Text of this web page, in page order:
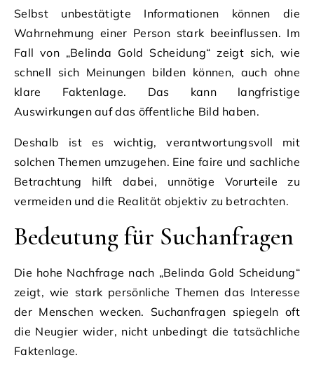
Selbst unbestätigte Informationen können die
Wahrnehmung einer Person stark beeinflussen. Im
Fall von „Belinda Gold Scheidung“ zeigt sich, wie
schnell sich Meinungen bilden können, auch ohne
klare Faktenlage. Das kann langfristige
Auswirkungen auf das öffentliche Bild haben.
Deshalb ist es wichtig, verantwortungsvoll mit
solchen Themen umzugehen. Eine faire und sachliche
Betrachtung hilft dabei, unnötige Vorurteile zu
vermeiden und die Realität objektiv zu betrachten.
Bedeutung für Suchanfragen
Die hohe Nachfrage nach „Belinda Gold Scheidung“
zeigt, wie stark persönliche Themen das Interesse
der Menschen wecken. Suchanfragen spiegeln oft
die Neugier wider, nicht unbedingt die tatsächliche
Faktenlage.